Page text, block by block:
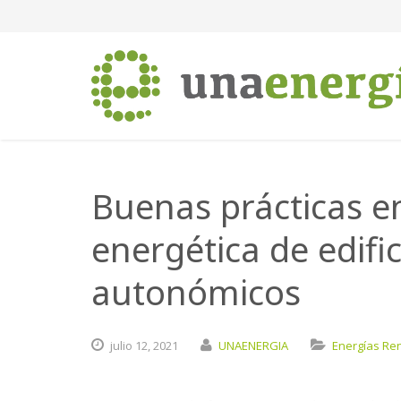
Buenas prácticas
energética de
autonómicos
julio 12,2021 UNAENERGIA Energías